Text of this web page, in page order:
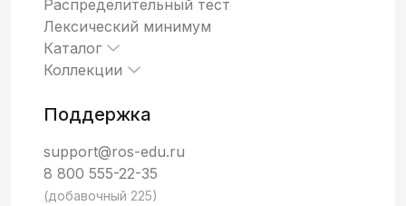
Распределительный тест
Лексический минимум
Каталог
Коллекции
Поддержка
support@ros-edu.ru
8 800 555-22-35
(добавочный 225)